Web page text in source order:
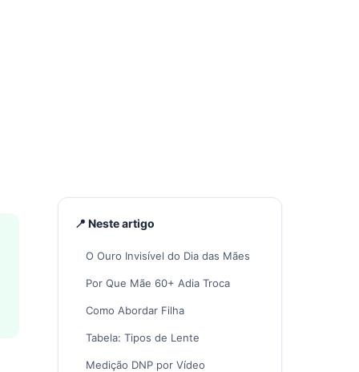
📍 Neste artigo
O Ouro Invisível do Dia das Mães
Por Que Mãe 60+ Adia Troca
Como Abordar Filha
Tabela: Tipos de Lente
Medição DNP por Vídeo